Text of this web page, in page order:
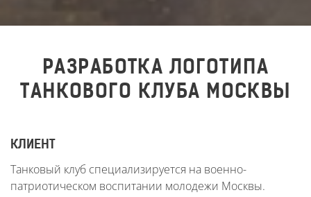
РАЗРАБОТКА ЛОГОТИПА
ТАНКОВОГО КЛУБА МОСКВЫ
КЛИЕНТ
Танковый клуб специализируется на военно-
патриотическом воспитании молодежи Москвы.